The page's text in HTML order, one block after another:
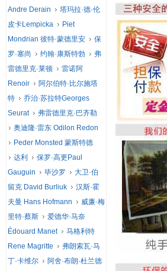
Andre Derain
塔玛拉·德·伦
皮卡Lempicka
Piet
Mondrian 彼特·蒙德里安
保
罗·塞尚
约翰·康斯特勃
弗
雷德里克·莱顿
雷诺阿
Renoir
阿尔伯特·比尔施塔
特
乔治·苏拉特Georges
Seurat
弗雷德里克·巴齐勒
奥迪隆·雷东 Odilon Redon
Peder Monsted 蒙斯特德
达利
保罗·高更Paul
Gauguin
毕沙罗
大卫·伯
留克 David Burliuk
汉斯·霍
夫曼 Hans Hofmann
威廉·梅
里特·蔡斯
爱德华·马奈
Édouard Manet
马格利特
Rene Magritte
弗朗索瓦·马
丁·卡维尔
阿舍·布朗·杜兰德